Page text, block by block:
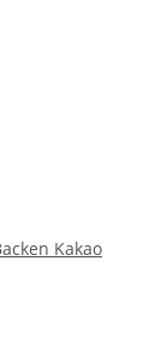
Kakao